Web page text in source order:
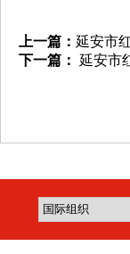
上一篇： 延安市
下一篇： 延安市